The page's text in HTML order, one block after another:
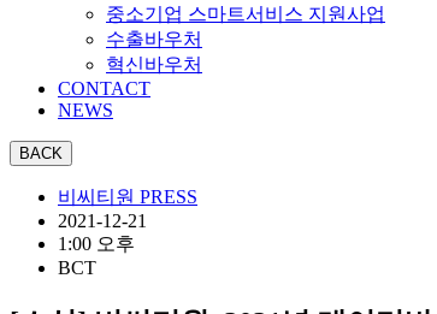
중소기업 스마트서비스 지원사업
수출바우처
혁신바우처
CONTACT
NEWS
비씨티원 PRESS
2021-12-21
1:00 오후
BCT